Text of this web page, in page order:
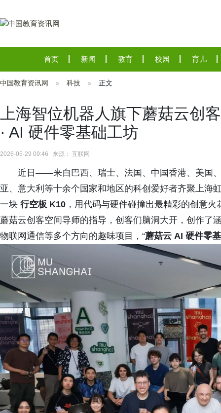
首页 新闻 教育 校园 育儿
中国教育资讯网 科技 正文
上海智位机器人旗下蘑菇云创
· AI 硬件零基础工坊
2026-05-29 09:46 来源： 互联网
近日——来自巴西、瑞士、法国、中国香港、美国
亚、意大利等十余个国家和地区的科创爱好者齐聚上海
一块 行空板 K10 ，用代码与硬件碰撞出最精彩的创意
蘑菇云创客空间导师的指导，创客们脑洞大开，创作了
物联网通信等多个方向的趣味项目，“蘑菇云 AI 硬件零